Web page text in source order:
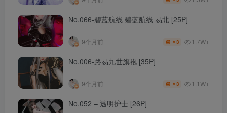
No.066-碧蓝航线 碧蓝航线 易北 [25P]
9个月前 ￥3 1.7W+
No.006-路易九世旗袍 [35P]
9个月前 ￥3 1.1W+
No.052 – 透明护士 [26P]